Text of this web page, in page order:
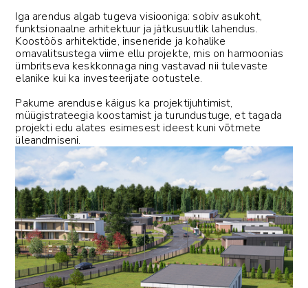
Iga arendus algab tugeva visiooniga: sobiv asukoht,
funktsionaalne arhitektuur ja jätkusuutlik lahendus.
Koostöös arhitektide, inseneride ja kohalike
omavalitsustega viime ellu projekte, mis on harmoonias
ümbritseva keskkonnaga ning vastavad nii tulevaste
elanike kui ka investeerijate ootustele.
Pakume arenduse käigus ka projektijuhtimist,
müügistrateegia koostamist ja turundustuge, et tagada
projekti edu alates esimesest ideest kuni võtmete
üleandmiseni.